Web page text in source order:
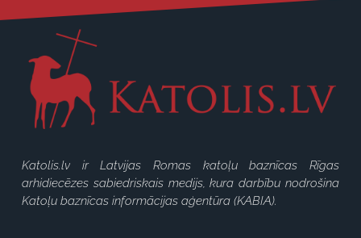
Katolis.lv ir Latvijas Romas katoļu baznīcas Rīgas
arhidiecēzes sabiedriskais medijs, kura darbību nodrošina
Katoļu baznīcas informācijas aģentūra (KABIA).